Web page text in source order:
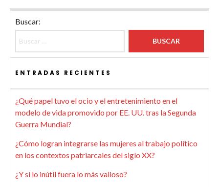
Buscar:
ENTRADAS RECIENTES
¿Qué papel tuvo el ocio y el entretenimiento en el
modelo de vida promovido por EE. UU. tras la Segunda
Guerra Mundial?
¿Cómo logran integrarse las mujeres al trabajo político
en los contextos patriarcales del siglo XX?
¿Y si lo inútil fuera lo más valioso?